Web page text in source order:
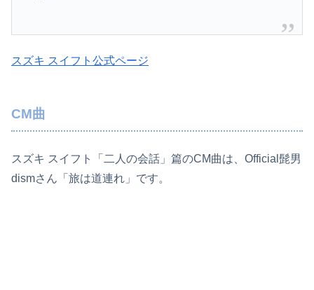
スズキ スイフト公式ページ
CM曲
スズキ スイフト「二人の会話」篇のCM曲は、Official髭男
dismさん「旅は道連れ」です。